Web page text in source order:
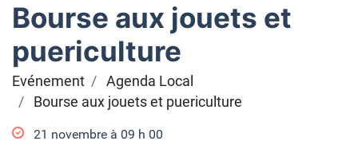
Bourse aux jouets et
puericulture
Evénement
Agenda Local
Bourse aux jouets et puericulture
21 novembre à 09 h 00